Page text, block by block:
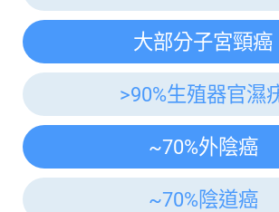
大部分子宮頸癌
>90%生殖器官濕
~70%外陰癌
~70%陰道癌